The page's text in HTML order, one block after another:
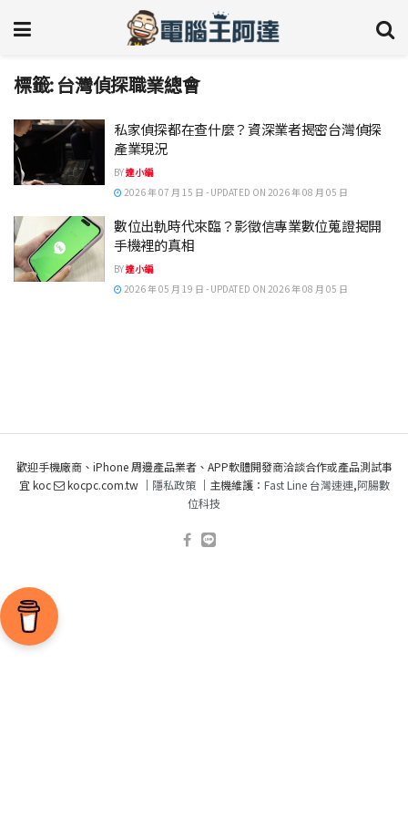
標籤:台灣偵探職業總會
私家偵探都在查什麼？資深業者揭密台灣偵探
產業現況
BY達小編
2026 年 07 月 15 日 - UPDATED ON 2026 年 08 月 05 日
數位出軌時代來臨？影徵信專業數位蒐證揭開
手機裡的真相
BY達小編
2026 年 05 月 19 日 - UPDATED ON 2026 年 08 月 05 日
歡迎手機廠商、iPhone 周邊產品業者、APP軟體開發商洽談合作或產品測試事
宜 koc
kocpc.com.tw ｜ 隱私政策｜主機維護： Fast Line 台灣速連,阿腸數
位科技